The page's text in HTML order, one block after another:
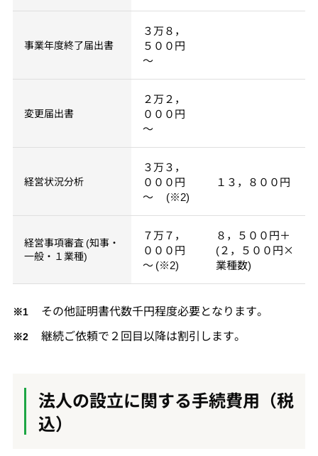
事業年度終了届出書
３万８，
５００円
～
変更届出書
２万２，
０００円
～
経営状況分析
３万３，
０００円
～ (※2)
１３，８００円
経営事項審査 (知事・
一般・１業種)
７万７，
０００円
～ (※2)
８，５００円＋
(２，５００円×
業種数)
その他証明書代数千円程度必要となります。
継続ご依頼で２回目以降は割引します。
法人の設立に関する手続費用（税
込）